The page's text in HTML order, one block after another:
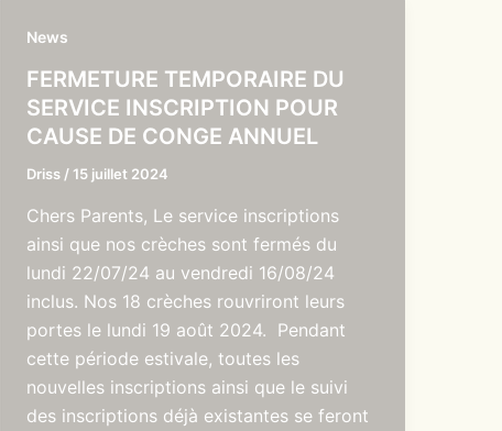
News
FERMETURE TEMPORAIRE DU
SERVICE INSCRIPTION POUR
CAUSE DE CONGE ANNUEL
Driss / 15 juillet 2024
Chers Parents, Le service inscriptions
ainsi que nos crèches sont fermés du
lundi 22/07/24 au vendredi 16/08/24
inclus. Nos 18 crèches rouvriront leurs
portes le lundi 19 août 2024. Pendant
cette période estivale, toutes les
nouvelles inscriptions ainsi que le suivi
des inscriptions déjà existantes se feront